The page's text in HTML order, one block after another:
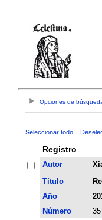
Opciones de
Seleccionar todo
Registro
Autor
Título
Año
Número
35